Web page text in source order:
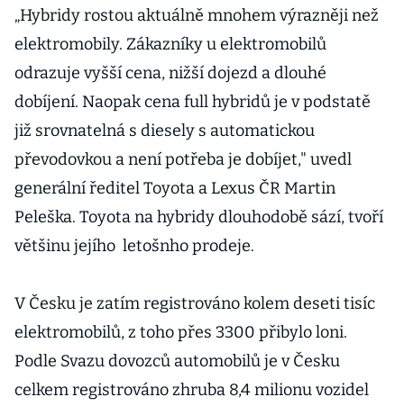
koncern
„Hybridy rostou aktuálně mnohem výrazněji než
elektromobily. Zákazníky u elektromobilů
odrazuje vyšší cena, nižší dojezd a dlouhé
dobíjení. Naopak cena full hybridů je v podstatě
již srovnatelná s diesely s automatickou
převodovkou a není potřeba je dobíjet," uvedl
generální ředitel Toyota a Lexus ČR Martin
Peleška. Toyota na hybridy dlouhodobě sází, tvoří
většinu jejího letošnho prodeje.
V Česku je zatím registrováno kolem deseti tisíc
elektromobilů, z toho přes 3300 přibylo loni.
Podle Svazu dovozců automobilů je v Česku
celkem registrováno zhruba 8,4 milionu vozidel